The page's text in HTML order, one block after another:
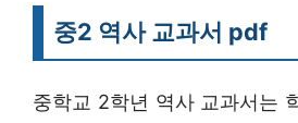
중2 역사 교과서 pdf
중학교 2학년 역사 교과서는